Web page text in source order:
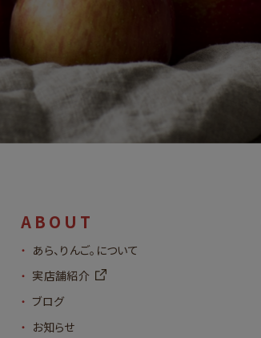
ABOUT
あら、りんご。について
実店舗紹介
ブログ
お知らせ